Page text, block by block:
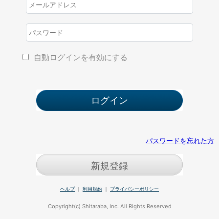
自動ログインを有効にする
パスワードを忘れた方
新規登録
ヘルプ｜ 利用規約 ｜ プライバシーポリシー
Copyright(c) Shitaraba, Inc. All Rights Reserved